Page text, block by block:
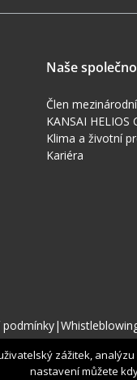
Naše
Člen
KANSAI HELIOS
Klima a životní
Kariéra
podmínky|
zážitek,
nastavení můžete